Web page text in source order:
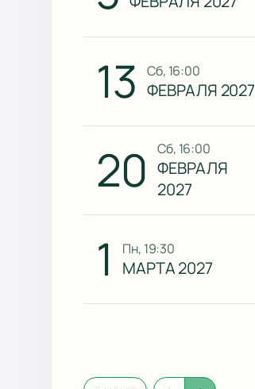
13 сб, 16:00
ФЕВРАЛЯ 2027
20 сб, 16:00
ФЕВРАЛЯ
2027
1 пн, 19:30
МАРТА 2027